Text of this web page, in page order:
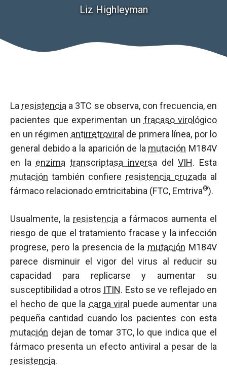
Liz Highleyman
La resistencia a 3TC se observa, con frecuencia, en
pacientes que experimentan un fracaso virológico
en un régimen antirretroviral de primera línea, por lo
general debido a la aparición de la mutación M184V
en la enzima transcriptasa inversa delVIH. Esta
mutación también confiere resistencia cruzada al
fármaco relacionado emtricitabina (FTC, Emtriva®).
Usualmente, la resistencia a fármacos aumenta el
riesgo de que el tratamiento fracase y la infección
progrese, pero la presencia de la mutación M184V
parece disminuir el vigor del virus al reducir su
capacidad para replicarse y aumentar su
susceptibilidad a otros ITIN. Esto se ve reflejado en
el hecho de que la carga viral puede aumentar una
pequeña cantidad cuando los pacientes con esta
mutación dejan de tomar 3TC, lo que indica que el
fármaco presenta un efecto antiviral a pesar de la
resistencia.